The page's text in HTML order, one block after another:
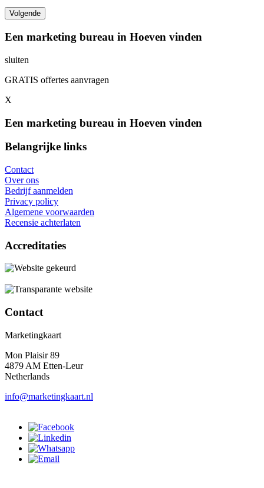
Een marketing bureau in Hoeven vinden
sluiten
GRATIS offertes aanvragen
X
Een marketing bureau in Hoeven vinden
Belangrijke links
Contact
Over ons
Bedrijf aanmelden
Privacy policy
Algemene voorwaarden
Recensie achterlaten
Accreditaties
Contact
Marketingkaart
Mon Plaisir 89
4879 AM Etten-Leur
Netherlands
info@marketingkaart.nl